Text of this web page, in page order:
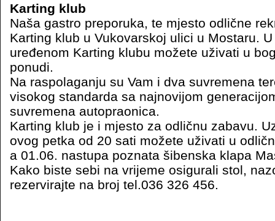
Karting klub
Naša gastro preporuka, te mjesto odlične
Karting klub u Vukovarskoj ulici u Mostaru.
uređenom Karting klubu možete uživati u
ponudi.
Na raspolaganju su Vam i dva suvremena
visokog standarda sa najnovijom
suvremena autopraonica.
Karting klub je i mjesto za odličnu zabavu.
ovog petka od 20 sati možete uživati u
a 01.06. nastupa poznata šibenska klapa
Kako biste sebi na vrijeme osigurali stol,
rezervirajte na broj tel.036 326 456.